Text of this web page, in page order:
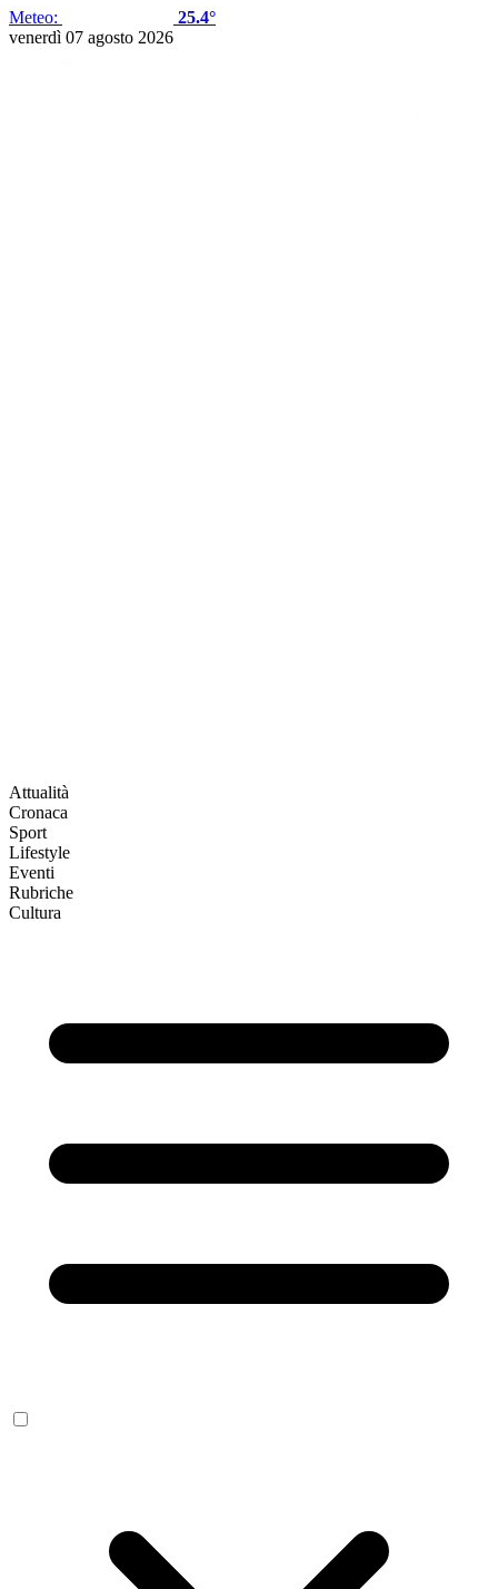
Meteo:
25.4°
venerdì 07 agosto 2026
Attualità
Cronaca
Sport
Lifestyle
Eventi
Rubriche
Cultura